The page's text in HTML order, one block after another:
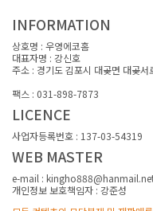
INFORMATION
상호명 : 우영에코홈
대표자명 : 강신호
주소 : 경기도 김포시 대곶면 대곶
팩스 : 031-898-7873
LICENCE
사업자등록번호 : 137-03-54319
WEB MASTER
e-mail :
개인정보 보호책임자 : 강준성